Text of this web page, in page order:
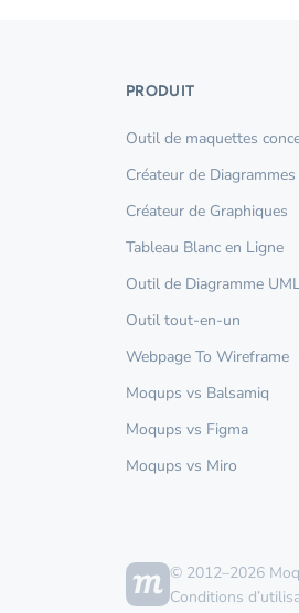
PRODUIT
Outil de maquettes
Créateur de Diagrammes
Créateur de Graphiques
Tableau Blanc en Ligne
Outil de Diagramme
Outil tout-en-un
Webpage To Wireframe
Moqups vs Balsamiq
Moqups vs Figma
Moqups vs Miro
© 2012–2026
Conditions